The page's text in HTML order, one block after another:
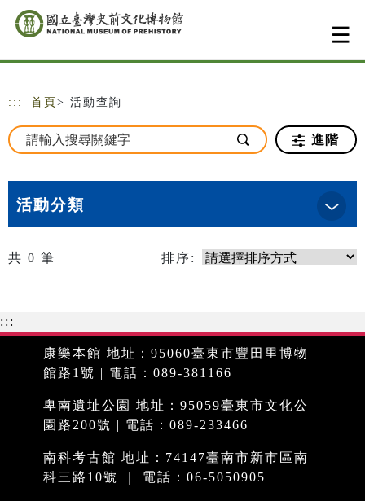
跳到主要內容
網站導覽
::: 首頁 > 活動查詢
進階
活動分類
共 0 筆 排序:
:::
康樂本館 地址：95060臺東市豐田里博物
館路1號 | 電話：089-381166
卑南遺址公園 地址：95059臺東市文化公
園路200號 | 電話：089-233466
南科考古館 地址：74147臺南市新市區南
科三路10號 ｜ 電話：06-5050905